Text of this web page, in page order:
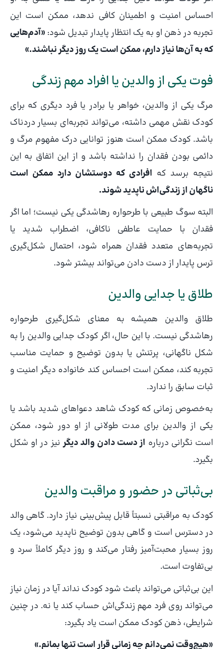
احساس امنیت و اطمینان کافی ندهد، ممکن است این
تجربه در ذهن او به یک انتظار پایدار تبدیل شود: «آدم‌هایی
که به آن‌ها نیاز دارم، ممکن است یک روز دیگر نباشند.»
فوت یکی از والدین یا افراد مهم زندگی
مرگ یکی از والدین، خواهر یا برادر یا فرد دیگری که برای
کودک نقش مهمی داشته، می‌تواند تجربه‌ای بسیار دردناک
باشد. کودک ممکن است هنوز توانایی درک مفهوم مرگ و
دائمی بودن فقدان را نداشته باشد و از این اتفاق به این
نتیجه برسد که افرادی که دوستشان دارد ممکن است
ناگهان از زندگی‌اش ناپدید شوند.
البته سوگ طبیعی با طرحواره رهاشدگی یکی نیست؛ اما اگر
فقدان با حمایت عاطفی ناکافی، اضطراب شدید یا
تجربه‌های متعدد فقدان همراه شود، احتمال شکل‌گیری
ترس پایدار از دست دادن می‌تواند بیشتر شود.
طلاق یا جدایی والدین
طلاق والدین همیشه به معنای شکل‌گیری طرحواره
رهاشدگی نیست. با این حال، اگر کودک جدایی والدین را به
شکل ناگهانی، پرتنش یا بدون توضیح و حمایت مناسب
تجربه کند، ممکن است احساس کند خانواده دیگر امنیت و
ثبات سابق را ندارد.
به‌خصوص زمانی که کودک شاهد دعواهای شدید باشد یا
یکی از والدین برای مدت طولانی از او دور شود، ممکن
است نگرانی درباره از دست دادن والد دیگر نیز در او شکل
بگیرد.
بی‌ثباتی در حضور و مراقبت والدین
کودک به مراقبتی نسبتاً قابل پیش‌بینی نیاز دارد. گاهی والد
در دسترس است و گاهی بدون توضیح ناپدید می‌شود، یک
روز بسیار محبت‌آمیز رفتار می‌کند و روز دیگر کاملاً سرد و
بی‌تفاوت است.
این بی‌ثباتی می‌تواند باعث شود کودک نداند آیا در زمان نیاز
می‌تواند روی فرد مهم زندگی‌اش حساب کند یا نه. در چنین
شرایطی، ذهن کودک ممکن است یاد بگیرد:
«هیچ‌وقت نمی‌دانم چه زمانی قرار است تنها بمانم.»